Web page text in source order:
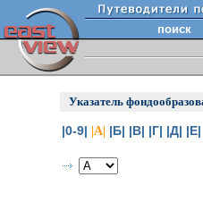
поиск
Указатель
|0-9| |А| |Б| |В| |Г| |Д| |Е|